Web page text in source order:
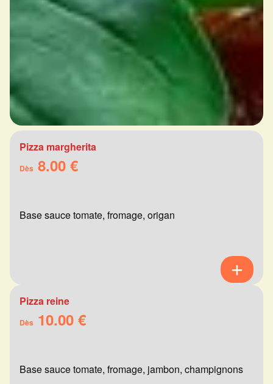
Pizza margherita
Dès 8.00 €
Base sauce tomate, fromage, origan
Pizza reine
Dès 10.00 €
Base sauce tomate, fromage, jambon, champignons